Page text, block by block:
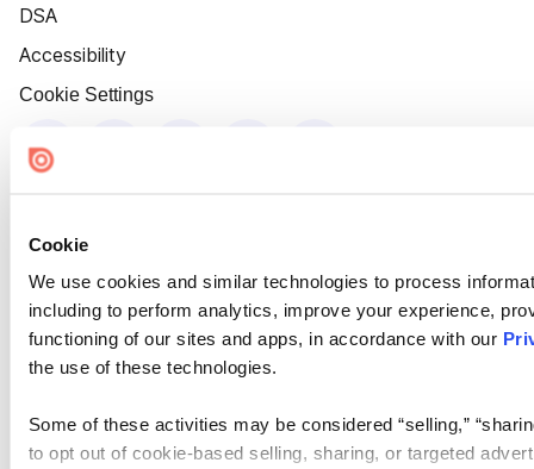
Cookie
We use cookies and similar technologies to process
including to perform analytics, improve your experience,
functioning of our sites and apps, in accordance with our
the use of these technologies.
Some of these activities may be considered “selling,”
to opt out of cookie-based selling, sharing, or targeted
DSA
Accessibility
Cookie Settings